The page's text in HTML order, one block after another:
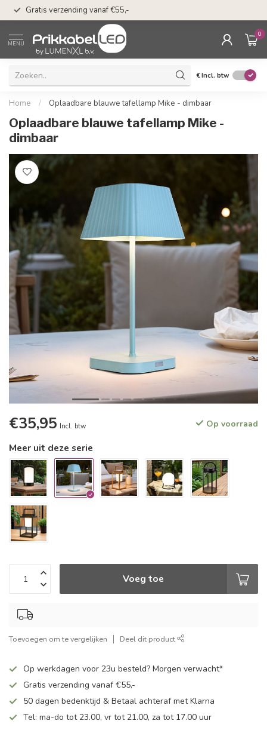
Gratis verzending vanaf €55,-
MENU
0
€Incl. btw
Home / Oplaadbare blauwe tafellamp Mike - dimbaar
Oplaadbare blauwe tafellamp Mike -
dimbaar
€35,95 Incl. btw Op voorraad
Meer uit deze serie
Voeg toe
Toevoegen om te vergelijken Deel dit product
Op werkdagen voor 23u besteld? Morgen verwacht*
Gratis verzending vanaf €55,-
50 dagen bedenktijd & Betaal achteraf met Klarna
Tel: ma-do tot 23.00, vr tot 21.00, za tot 17.00 uur